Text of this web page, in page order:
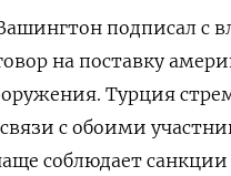
подписал с
на поставку
Турция
с обоими
соблюдает